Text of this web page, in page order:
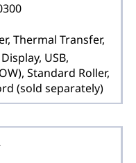
Thermal Transfer,
USB,
Standard Roller,
(sold separately)